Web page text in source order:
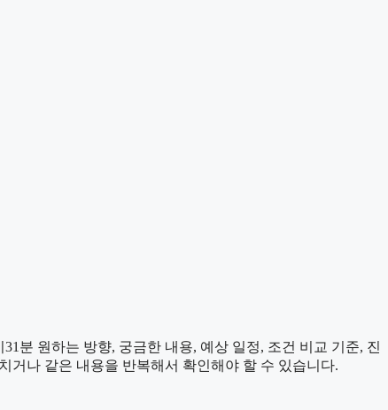
분 원하는 방향, 궁금한 내용, 예상 일정, 조건 비교 기준, 진
거나 같은 내용을 반복해서 확인해야 할 수 있습니다.